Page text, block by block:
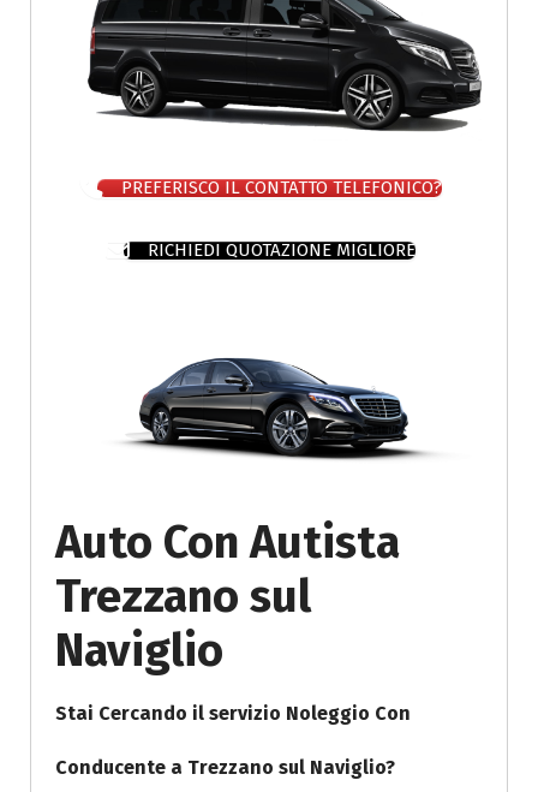
PREFERISCO IL CONTATTO TELEFONICO?
RICHIEDI QUOTAZIONE MIGLIORE
Auto Con Autista
Trezzano sul
Naviglio
Stai Cercando il servizio Noleggio Con
Conducente a Trezzano sul Naviglio?